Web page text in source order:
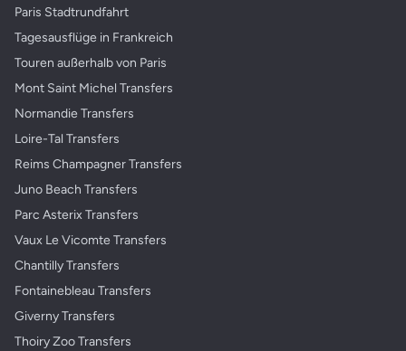
Paris Stadtrundfahrt
Tagesausflüge in Frankreich
Touren außerhalb von Paris
Mont Saint Michel Transfers
Normandie Transfers
Loire-Tal Transfers
Reims Champagner Transfers
Juno Beach Transfers
Parc Asterix Transfers
Vaux Le Vicomte Transfers
Chantilly Transfers
Fontainebleau Transfers
Giverny Transfers
Thoiry Zoo Transfers